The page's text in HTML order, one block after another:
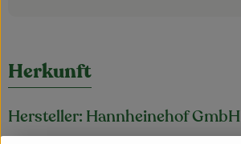
Herkunft
Hersteller: Hannheinehof GmbH